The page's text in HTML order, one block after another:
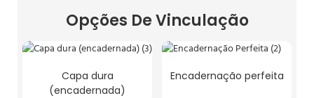
Opções De Vinculação
Capa dura
(encadernada)
Encadernação perfeita